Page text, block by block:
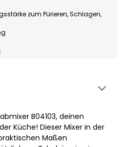
zum Pürieren, Schlagen,
B04103, deinen
Küche! Dieser Mixer in der
Maßen